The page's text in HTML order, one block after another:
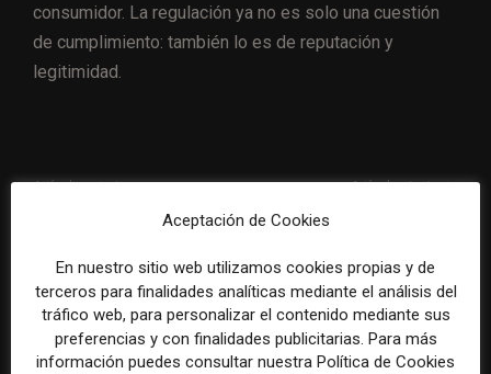
consumidor. La regulación ya no es solo una cuestión
de cumplimiento: también lo es de reputación y
legitimidad.
Artículo anterior
Google activa Offerwall
para tratar de compensar a
los medios por la pérdida de
tráfico causada por la IA
Artículo siguiente
NYT Cooking Video Series
Vaughn Vreeland Show
ARTÍCULOS RELACIONADOS
Aceptación de Cookies
En nuestro sitio web utilizamos cookies propias y de
terceros para finalidades analíticas mediante el análisis del
tráfico web, para personalizar el contenido mediante sus
preferencias y con finalidades publicitarias. Para más
información puedes consultar nuestra Política de Cookies